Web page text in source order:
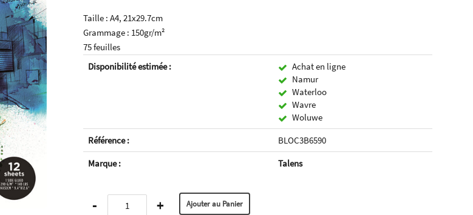
Taille : A4, 21x29.7cm
Grammage : 150gr/m²
75 feuilles
Disponibilité estimée :
Achat en ligne
Namur
Waterloo
Wavre
Woluwe
Référence :
BLOC3B6590
Marque :
Talens
- +